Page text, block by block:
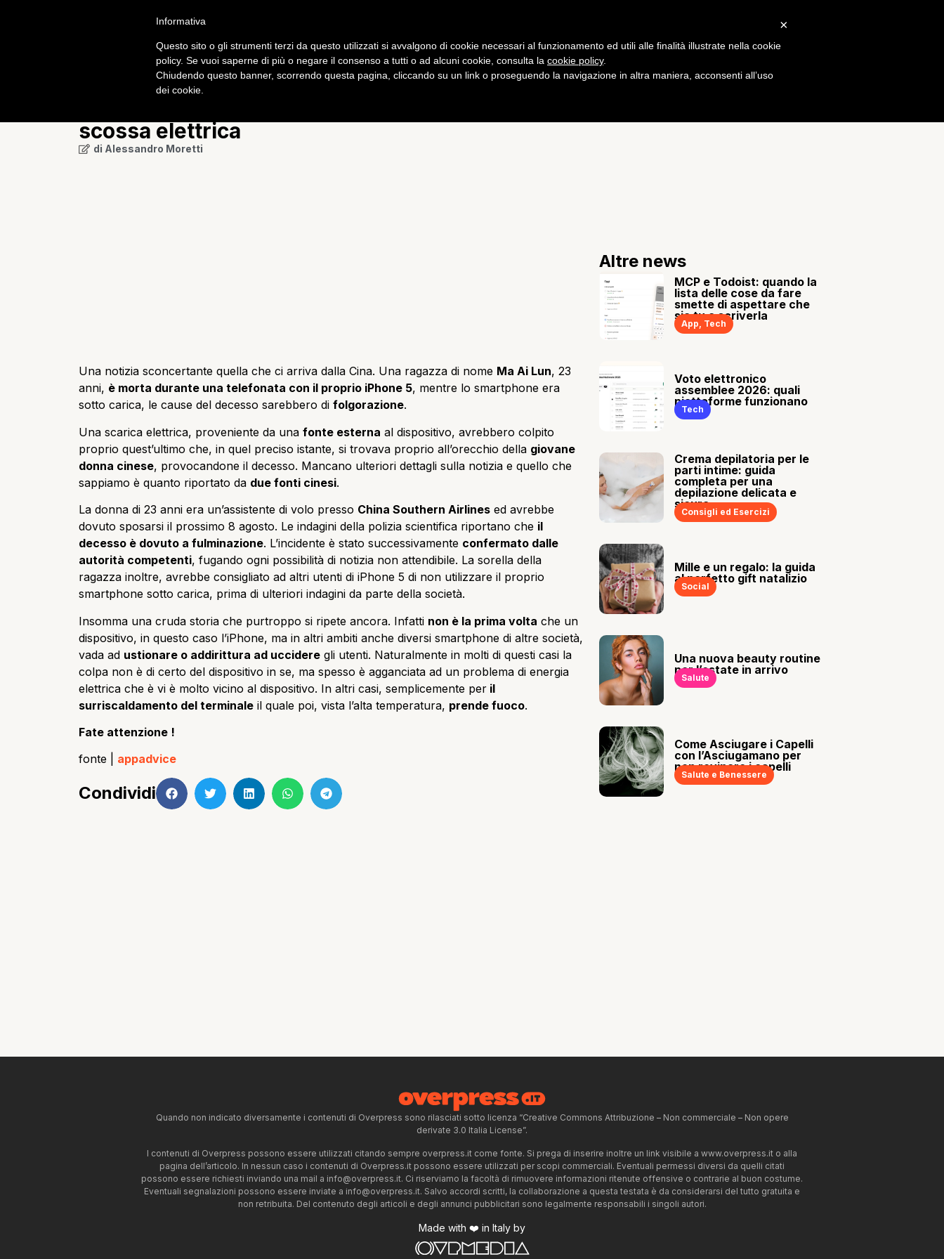
scossa elettrica
di Alessandro Moretti
Una notizia sconcertante quella che ci arriva dalla Cina. Una ragazza di nome Ma Ai Lun, 23
anni, è morta durante una telefonata con il proprio iPhone 5, mentre lo smartphone era
sotto carica, le cause del decesso sarebbero di folgorazione.
Una scarica elettrica, proveniente da una fonte esterna al dispositivo, avrebbero colpito
proprio quest’ultimo che, in quel preciso istante, si trovava proprio all’orecchio della giovane
donna cinese, provocandone il decesso. Mancano ulteriori dettagli sulla notizia e quello che
sappiamo è quanto riportato da due fonti cinesi.
La donna di 23 anni era un’assistente di volo presso China Southern Airlines ed avrebbe
dovuto sposarsi il prossimo 8 agosto. Le indagini della polizia scientifica riportano che il
decesso è dovuto a fulminazione. L’incidente è stato successivamente confermato dalle
autorità competenti, fugando ogni possibilità di notizia non attendibile. La sorella della
ragazza inoltre, avrebbe consigliato ad altri utenti di iPhone 5 di non utilizzare il proprio
smartphone sotto carica, prima di ulteriori indagini da parte della società.
Insomma una cruda storia che purtroppo si ripete ancora. Infatti non è la prima volta che un
dispositivo, in questo caso l’iPhone, ma in altri ambiti anche diversi smartphone di altre società,
vada ad ustionare o addirittura ad uccidere gli utenti. Naturalmente in molti di questi casi la
colpa non è di certo del dispositivo in se, ma spesso è agganciata ad un problema di energia
elettrica che è vi è molto vicino al dispositivo. In altri casi, semplicemente per il
surriscaldamento del terminale il quale poi, vista l’alta temperatura, prende fuoco.
Fate attenzione !
fonte | appadvice
Condividi
Altre news
MCP e Todoist: quando la
lista delle cose da fare
smette di aspettare che
sia tu a scriverla
App, Tech
Voto elettronico
assemblee 2026: quali
piattaforme funzionano
Tech
Crema depilatoria per le
parti intime: guida
completa per una
depilazione delicata e
sicura
Consigli ed Esercizi
Mille e un regalo: la guida
al perfetto gift natalizio
Social
Una nuova beauty routine
per l’estate in arrivo
Salute
Come Asciugare i Capelli
con l’Asciugamano per
non rovinare i capelli
Salute e Benessere
Quando non indicato diversamente i contenuti di Overpress sono rilasciati sotto licenza “Creative Commons Attribuzione – Non commerciale – Non opere
derivate 3.0 Italia License”.
I contenuti di Overpress possono essere utilizzati citando sempre overpress.it come fonte. Si prega di inserire inoltre un link visibile a www.overpress.it o alla
pagina dell’articolo. In nessun caso i contenuti di Overpress.it possono essere utilizzati per scopi commerciali. Eventuali permessi diversi da quelli citati
possono essere richiesti inviando una mail a info@overpress.it. Ci riserviamo la facoltà di rimuovere informazioni ritenute offensive o contrarie al buon costume.
Eventuali segnalazioni possono essere inviate a info@overpress.it. Salvo accordi scritti, la collaborazione a questa testata è da considerarsi del tutto gratuita e
non retribuita. Del contenuto degli articoli e degli annunci pubblicitari sono legalmente responsabili i singoli autori.
Made with ❤️ in Italy by
×
Informativa
Questo sito o gli strumenti terzi da questo utilizzati si avvalgono di cookie necessari al funzionamento ed utili alle finalità illustrate nella cookie
policy. Se vuoi saperne di più o negare il consenso a tutti o ad alcuni cookie, consulta la cookie policy.
Chiudendo questo banner, scorrendo questa pagina, cliccando su un link o proseguendo la navigazione in altra maniera, acconsenti all’uso
dei cookie.